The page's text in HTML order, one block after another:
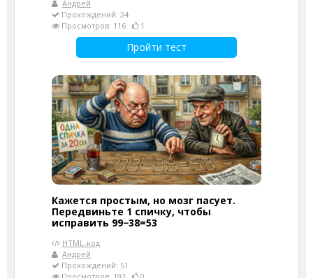
Андрей
Прохождений: 24
Просмотров: 116
1
Пройти тест
Кажется простым, но мозг пасует.
Передвиньте 1 спичку, чтобы
исправить 99−38=53
HTML-код
Андрей
Прохождений: 51